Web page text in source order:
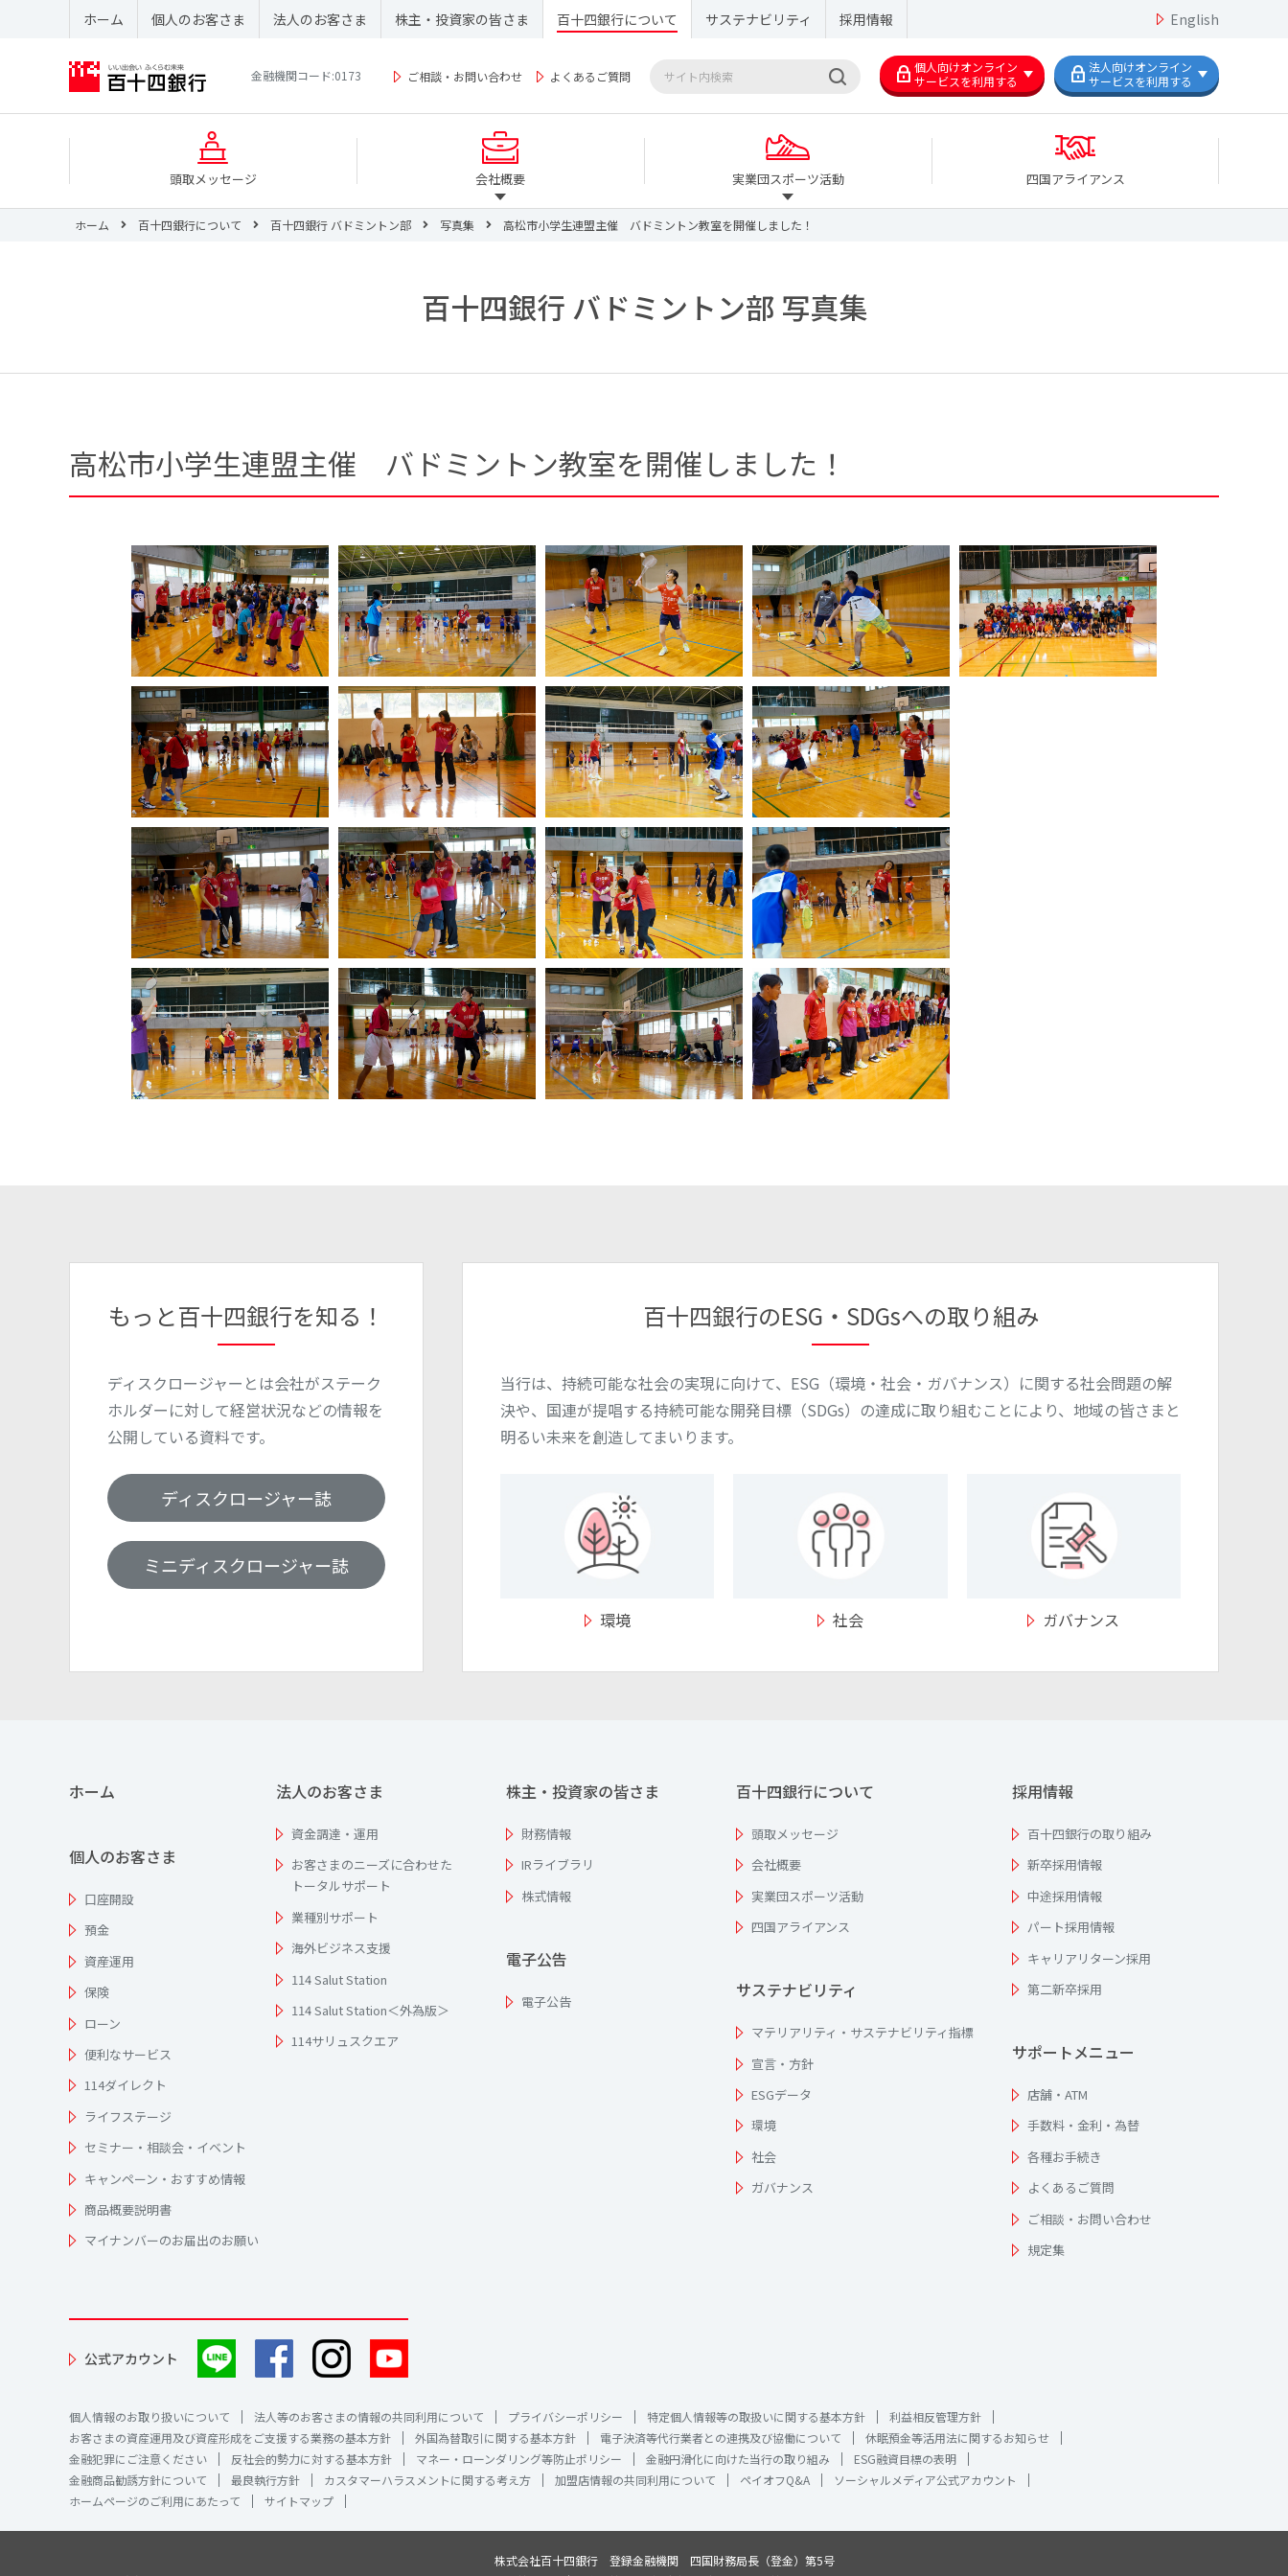
ホーム 個人のお客さま 法人のお客さま 株主・投資家の皆さま 百十四銀行について サステナビリティ 採用情報 English
金融機関コード:0173 ご相談・お問い合わせ よくあるご質問
個人向けオンライン
サービスを利用する
法人向けオンライン
サービスを利用する
頭取メッセージ 会社概要 実業団スポーツ活動 四国アライアンス
ホーム 百十四銀行について 百十四銀行 バドミントン部 写真集 高松市小学生連盟主催 バドミントン教室を開催しました！
百十四銀行 バドミントン部 写真集
高松市小学生連盟主催 バドミントン教室を開催しました！
もっと百十四銀行を知る！
ディスクロージャーとは会社がステーク
ホルダーに対して経営状況などの情報を
公開している資料です。
ディスクロージャー誌
ミニディスクロージャー誌
百十四銀行のESG・SDGsへの取り組み
当行は、持続可能な社会の実現に向けて、ESG（環境・社会・ガバナンス）に関する社会問題の解
決や、国連が提唱する持続可能な開発目標（SDGs）の達成に取り組むことにより、地域の皆さまと
明るい未来を創造してまいります。
環境 社会 ガバナンス
ホーム
個人のお客さま
口座開設
預金
資産運用
保険
ローン
便利なサービス
114ダイレクト
ライフステージ
セミナー・相談会・イベント
キャンペーン・おすすめ情報
商品概要説明書
マイナンバーのお届出のお願い
法人のお客さま
資金調達・運用
お客さまのニーズに合わせた
トータルサポート
業種別サポート
海外ビジネス支援
114 Salut Station
114 Salut Station＜外為版＞
114サリュスクエア
株主・投資家の皆さま
財務情報
IRライブラリ
株式情報
電子公告
電子公告
百十四銀行について
頭取メッセージ
会社概要
実業団スポーツ活動
四国アライアンス
サステナビリティ
マテリアリティ・サステナビリティ指標
宣言・方針
ESGデータ
環境
社会
ガバナンス
採用情報
百十四銀行の取り組み
新卒採用情報
中途採用情報
パート採用情報
キャリアリターン採用
第二新卒採用
サポートメニュー
店舗・ATM
手数料・金利・為替
各種お手続き
よくあるご質問
ご相談・お問い合わせ
規定集
公式アカウント
個人情報のお取り扱いについて 法人等のお客さまの情報の共同利用について プライバシーポリシー 特定個人情報等の取扱いに関する基本方針
利益相反管理方針
お客さまの資産運用及び資産形成をご支援する業務の基本方針
外国為替取引に関する基本方針 電子決済等代行業者との連携及び協働について
休眠預金等活用法に関するお知らせ
金融犯罪にご注意ください
反社会的勢力に対する基本方針 マネー・ローンダリング等防止ポリシー 金融円滑化に向けた当行の取り組み
ESG融資目標の表明
金融商品勧誘方針について
最良執行方針 カスタマーハラスメントに関する考え方 加盟店情報の共同利用について ペイオフQ&A
ソーシャルメディア公式アカウント
ホームページのご利用にあたって
サイトマップ
株式会社百十四銀行 登録金融機関 四国財務局長（登金）第5号